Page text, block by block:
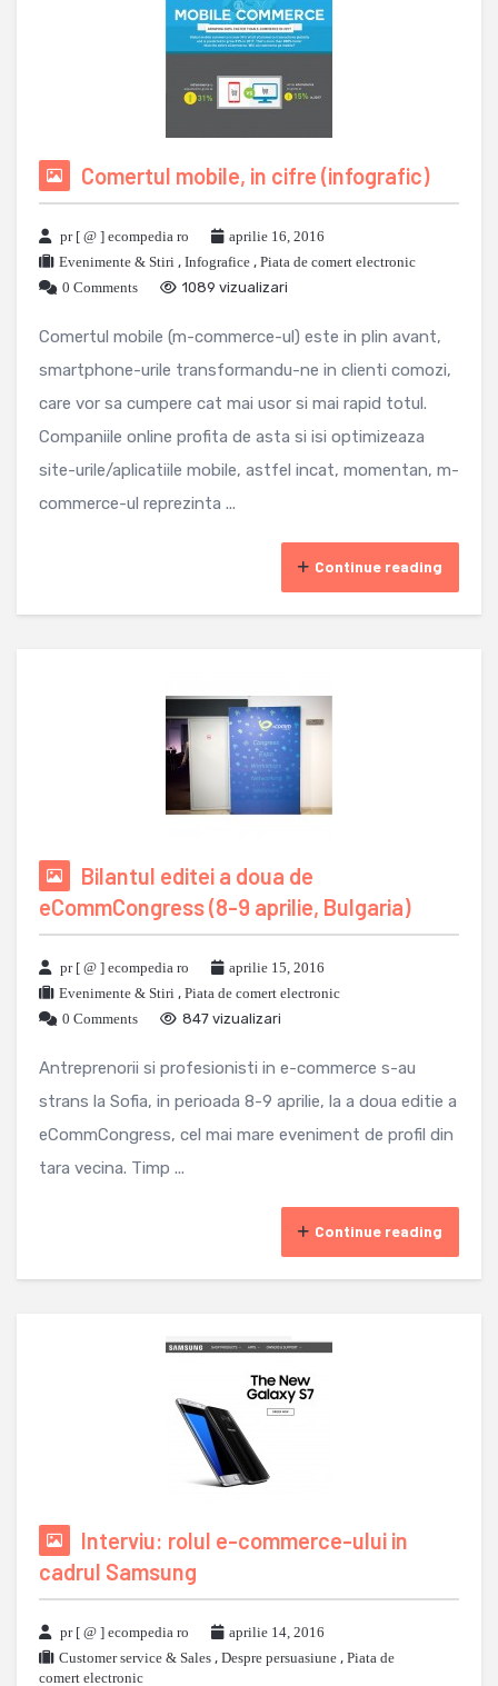
Comertul mobile, in cifre (infografic)
pr [ @ ] ecompedia ro
aprilie 16, 2016
Evenimente & Stiri , Infografice , Piata de comert electronic
0 Comments
1089 vizualizari
Comertul mobile (m-commerce-ul) este in plin avant,
smartphone-urile transformandu-ne in clienti comozi,
care vor sa cumpere cat mai usor si mai rapid totul.
Companiile online profita de asta si isi optimizeaza
site-urile/aplicatiile mobile, astfel incat, momentan, m-
commerce-ul reprezinta ...
Continue reading
Bilantul editei a doua de
eCommCongress (8-9 aprilie, Bulgaria)
pr [ @ ] ecompedia ro
aprilie 15, 2016
Evenimente & Stiri , Piata de comert electronic
0 Comments
847 vizualizari
Antreprenorii si profesionisti in e-commerce s-au
strans la Sofia, in perioada 8-9 aprilie, la a doua editie a
eCommCongress, cel mai mare eveniment de profil din
tara vecina. Timp ...
Continue reading
Interviu: rolul e-commerce-ului in
cadrul Samsung
pr [ @ ] ecompedia ro
aprilie 14, 2016
Customer service & Sales , Despre persuasiune , Piata de
comert electronic